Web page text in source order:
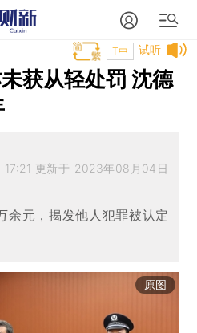
试听
T中
获从轻处罚 沈德
更新于 2023年08月04日
余元，揭发他人犯罪被认定
原图